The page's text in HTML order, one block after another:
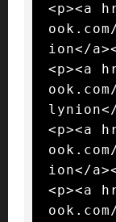
<p><a
ion</
<p><a
<p><a
ion</
<p><a